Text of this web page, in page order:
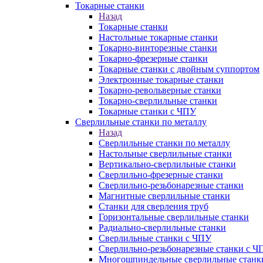
Токарные станки
Назад
Токарные станки
Настольные токарные станки
Токарно-винторезные станки
Токарно-фрезерные станки
Токарные станки с двойным суппортом
Электронные токарные станки
Токарно-револьверные станки
Токарно-сверлильные станки
Токарные станки с ЧПУ
Сверлильные станки по металлу
Назад
Сверлильные станки по металлу
Настольные сверлильные станки
Вертикально-сверлильные станки
Сверлильно-фрезерные станки
Сверлильно-резьбонарезные станки
Магнитные сверлильные станки
Станки для сверления труб
Горизонтальные сверлильные станки
Радиально-сверлильные станки
Сверлильные станки с ЧПУ
Сверлильно-резьбонарезные станки с
Многошпиндельные сверлильные